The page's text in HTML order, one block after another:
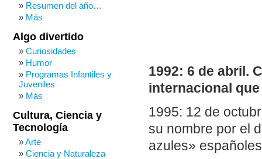
1992: 6 de abril.
internacional
1995: 12 de
su nombre por el
azules»
Resumen del año…
Más
Algo divertido
Curiosidades
Humor
Programas Infantiles y
Juveniles
Más
Cultura, Ciencia y
Tecnología
Arte
Ciencia y Naturaleza